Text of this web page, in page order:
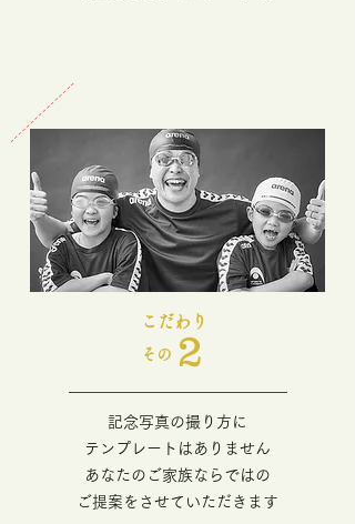
記念写真の撮り方に
テンプレートはありません
あなたのご家族ならではの
ご提案をさせていただきます
​2
​こだわり
​その